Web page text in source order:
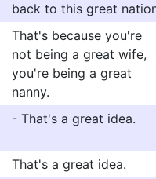
back to this great
That's because you're
not being a great wife,
you're being a great
nanny.
- That's a great idea.
That's a great idea.